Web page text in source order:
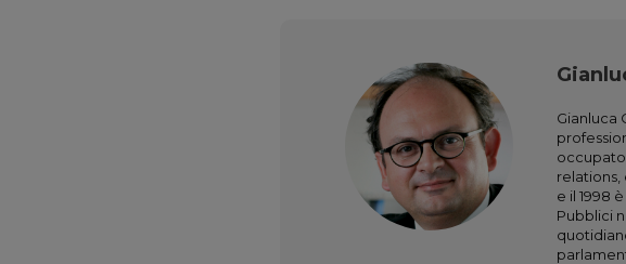
Gianluca
relations,
e il 1998
Pubblici